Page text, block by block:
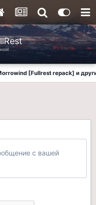
[Fullrest repack] и
с вашей